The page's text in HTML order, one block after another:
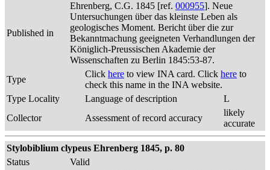
Published in
Ehrenberg, C.G. 1845 [ref. 000955]. Neue
Untersuchungen über das kleinste Leben als
geologisches Moment. Bericht über die zur
Bekanntmachung geeigneten Verhandlungen der
Königlich-Preussischen Akademie der
Wissenschaften zu Berlin 1845:53-87.
Type
Click here to view INA card. Click here to
check this name in the INA website.
Type Locality
Language of description
L
Collector
Assessment of record accuracy
likely
accurate
Stylobiblium clypeus Ehrenberg 1845, p. 80
Status
Valid